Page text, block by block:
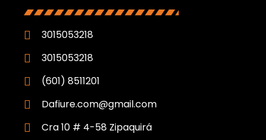
3015053218
3015053218
(601) 8511201
Dafiure.com@gmail.com
Cra 10 # 4-58 Zipaquirá